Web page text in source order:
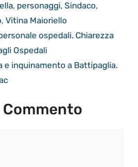
, personaggi, Sindaco,
, Vitina Maioriello
ospedali. Chiarezza
Ospedali
e inquinamento a Battipaglia.
Commento